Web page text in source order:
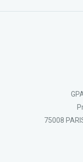
75008